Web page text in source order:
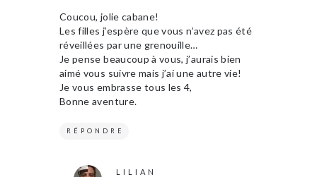
Coucou, jolie cabane!
Les filles j’espère que vous n’avez pas été
réveillées par une grenouille…
Je pense beaucoup à vous, j’aurais bien
aimé vous suivre mais j’ai une autre vie!
Je vous embrasse tous les 4,
Bonne aventure.
RÉPONDRE
LILIAN